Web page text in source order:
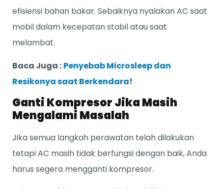
efisiensi bahan bakar. Sebaiknya nyalakan AC saat
mobil dalam kecepatan stabil atau saat
melambat.
Baca Juga : Penyebab Microsleep dan
Resikonya saat Berkendara!
Ganti Kompresor Jika Masih
Mengalami Masalah
Jika semua langkah perawatan telah dilakukan
tetapi AC masih tidak berfungsi dengan baik, Anda
harus segera mengganti kompresor.